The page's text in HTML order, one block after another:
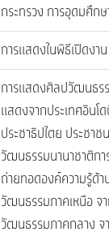
กระทรวง การอุดมศึก
การแสดงในพิธีเปิดง
การแสดงศิลปวัฒนธร
แสดงจากประเทศอินโ
ประชาธิปไตย ประชา
วัฒนธรรมนานาชาติก
ถ่ายทอดองค์ความรู้ด้
วัฒนธรรมภาคเหนือ จ
วัฒนธรรมภาคกลาง จ